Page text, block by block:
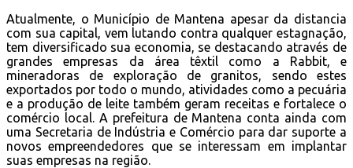
Atualmente, o Município de Mantena apesar da distancia
com sua capital, vem lutando contra qualquer estagnação,
tem diversificado sua economia, se destacando através de
grandes empresas da área têxtil como a Rabbit, e
mineradoras de exploração de granitos, sendo estes
exportados por todo o mundo, atividades como a pecuária
e a produção de leite também geram receitas e fortalece o
comércio local. A prefeitura de Mantena conta ainda com
uma Secretaria de Indústria e Comércio para dar suporte a
novos empreendedores que se interessam em implantar
suas empresas na região.